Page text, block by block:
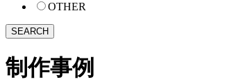
OTHER
制作事例